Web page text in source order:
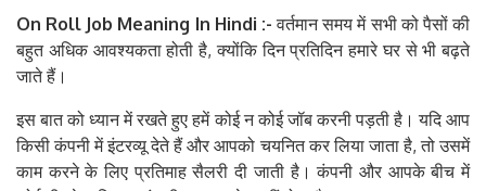
On Roll Job Meaning In Hindi :-वर्तमान समय में सभी को पैसों की
बहुत अधिक आवश्यकता होती है, क्योंकि दिन प्रतिदिन हमारे घर से भी बढ़ते
जाते हैं।
इस बात को ध्यान में रखते हुए हमें कोई न कोई जॉब करनी पड़ती है। यदि आप
किसी कंपनी में इंटरव्यू देते हैं और आपको चयनित कर लिया जाता है, तो उसमें
काम करने के लिए प्रतिमाह सैलरी दी जाती है। कंपनी और आपके बीच में